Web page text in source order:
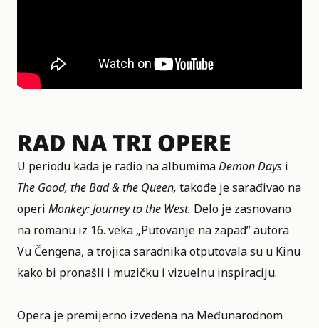
RAD NA TRI OPERE
U periodu kada je radio na albumimaDemon Days i
The Good, the Bad & the Queen, takođe je sarađivao na
operi Monkey: Journey to the West. Delo je zasnovano
na romanu iz 16. veka „Putovanje na zapad” autora
Vu Čengena, a trojica saradnika otputovala su u Kinu
kako bi pronašli i muzičku i vizuelnu inspiraciju.
Opera je premijerno izvedena na Međunarodnom